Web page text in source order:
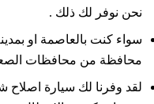
نحن نوفر لك ذلك .
سواء كنت بالعاصمة او
محافظة من محافظات